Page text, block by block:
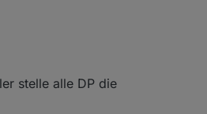
stelle alle DP die